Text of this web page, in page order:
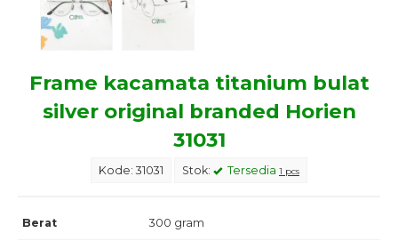
Frame kacamata titanium bulat
silver original branded Horien
31031
Kode: 31031 Stok: Tersedia 1 pcs
Berat 300 gram